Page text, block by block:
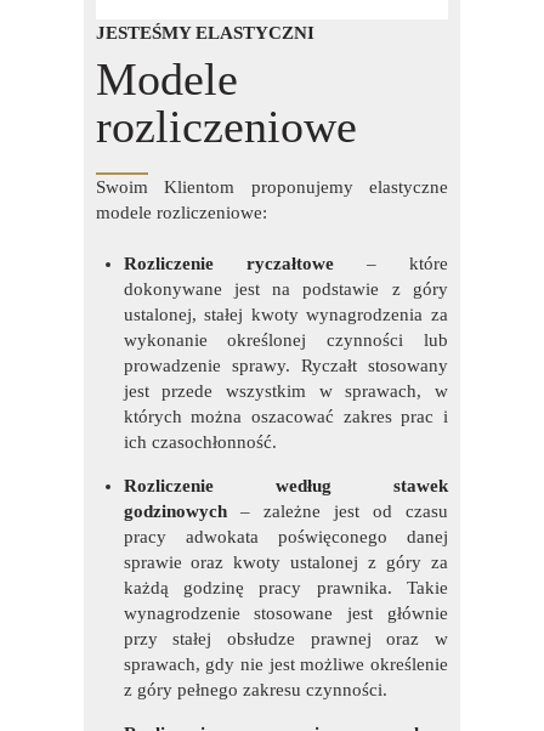
JESTEŚMY ELASTYCZNI
Modele
rozliczeniowe
Swoim Klientom proponujemy elastyczne
modele rozliczeniowe:
Rozliczenie ryczałtowe– które
dokonywane jest na podstawie z góry
ustalonej, stałej kwoty wynagrodzenia za
wykonanie określonej czynności lub
prowadzenie sprawy. Ryczałt stosowany
jest przede wszystkim w sprawach, w
których można oszacować zakres prac i
ich czasochłonność.
Rozliczenie według stawek
godzinowych– zależne jest od czasu
pracy adwokata poświęconego danej
sprawie oraz kwoty ustalonej z góry za
każdą godzinę pracy prawnika. Takie
wynagrodzenie stosowane jest głównie
przy stałej obsłudze prawnej oraz w
sprawach, gdy nie jest możliwe określenie
z góry pełnego zakresu czynności.